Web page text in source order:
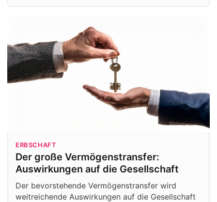
ERBSCHAFT
Der große Vermögenstransfer:
Auswirkungen auf die Gesellschaft
Der bevorstehende Vermögenstransfer wird
weitreichende Auswirkungen auf die Gesellschaft